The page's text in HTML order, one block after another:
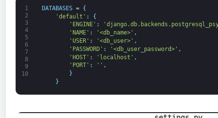
1
2
3
4
5
6
7
8
9
10
DATABASES =
{
'default' :
{
'ENGINE' :
'NAME' : '<db_name>' ,
'USER' : '<db_user>' ,
'PASSWORD' : '<db_user_password>' ,
'HOST' : 'localhost' ,
'PORT' : '' ,
}
}